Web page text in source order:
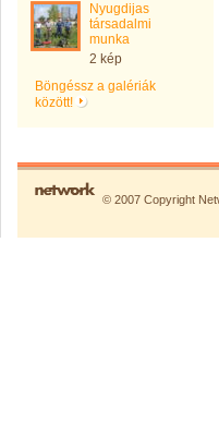
Nyugdijas
társadalmi
munka
2 kép
Böngéssz a galériák
között!
© 2007 Copyright